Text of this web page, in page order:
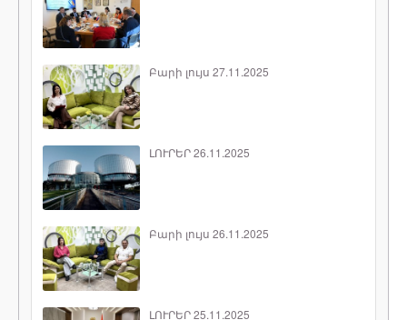
Բարի լույս 27.11.2025
ԼՈՒՐԵՐ 26.11.2025
Բարի լույս 26.11.2025
ԼՈՒՐԵՐ 25.11.2025